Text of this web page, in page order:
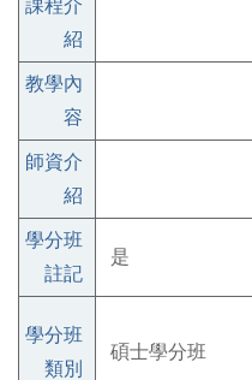
課程介
紹
教學內
容
師資介
紹
學分班
註記
是
學分班
類別
碩士學分班